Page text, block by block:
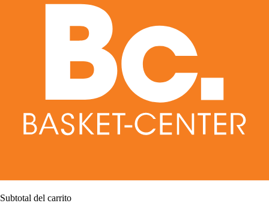
Subtotal del carrito